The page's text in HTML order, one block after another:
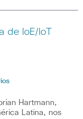
IoE/IoT
Hartmann,
Latina, nos